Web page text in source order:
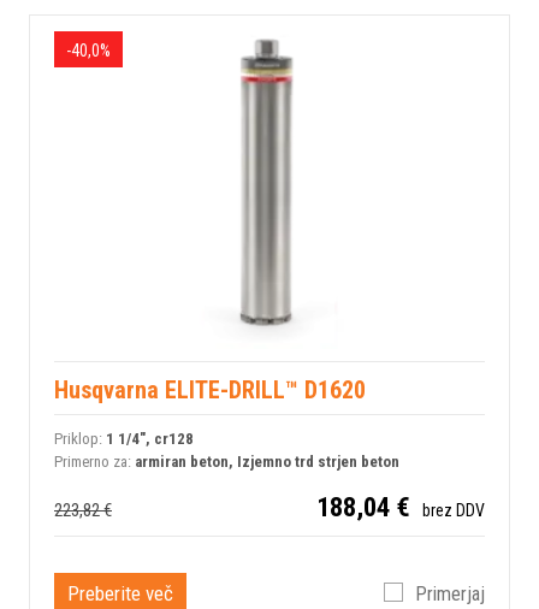
-40,0%
Husqvarna ELITE-DRILL™ D1620
Priklop: 1 1/4", cr128
Primerno za: armiran beton, Izjemno trd strjen beton
223,82 € 188,04 € brez DDV
Preberite več Primerjaj